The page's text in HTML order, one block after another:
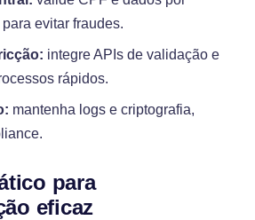
evitar fraudes.
integre APIs de validação e
rápidos.
mantenha logs e criptografia,
para
eficaz